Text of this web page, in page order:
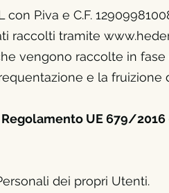
P.iva e C.F.
raccolti tramite
vengono raccolte in fase
e la fruizione
Regolamento UE 679/
dei propri Utenti.